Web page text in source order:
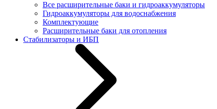
Все расширительные баки и гидроаккумуляторы
Гидроаккумуляторы для водоснабжения
Комплектующие
Расширительные баки для отопления
Стабилизаторы и ИБП